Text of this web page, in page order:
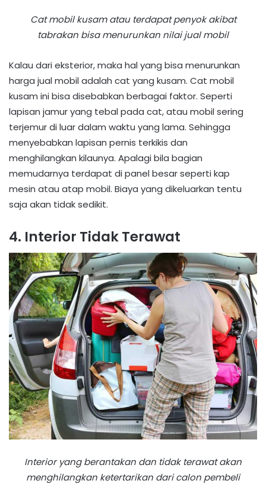
Cat mobil kusam atau terdapat penyok akibat
tabrakan bisa menurunkan nilai jual mobil
Kalau dari eksterior, maka hal yang bisa menurunkan
harga jual mobil adalah cat yang kusam. Cat mobil
kusam ini bisa disebabkan berbagai faktor. Seperti
lapisan jamur yang tebal pada cat, atau mobil sering
terjemur di luar dalam waktu yang lama. Sehingga
menyebabkan lapisan pernis terkikis dan
menghilangkan kilaunya. Apalagi bila bagian
memudarnya terdapat di panel besar seperti kap
mesin atau atap mobil. Biaya yang dikeluarkan tentu
saja akan tidak sedikit.
4. Interior Tidak Terawat
Interior yang berantakan dan tidak terawat akan
menghilangkan ketertarikan dari calon pembeli